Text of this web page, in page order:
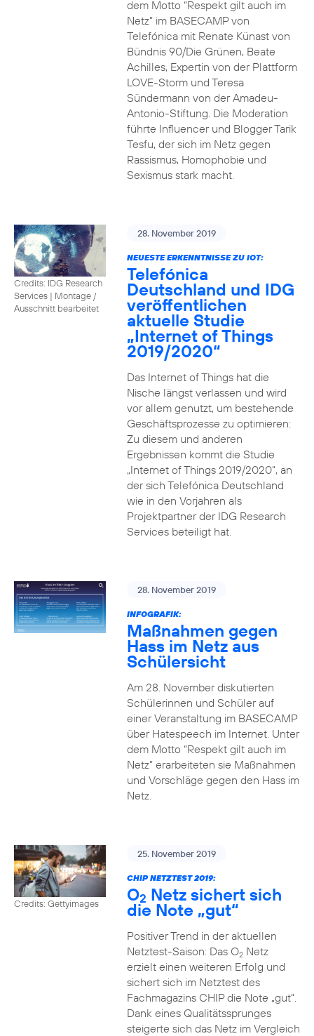
dem Motto “Respekt gilt auch im
Netz” im BASECAMP von
Telefónica mit Renate Künast von
Bündnis 90/Die Grünen, Beate
Achilles, Expertin von der Plattform
LOVE-Storm und Teresa
Sündermann von der Amadeu-
Antonio-Stiftung. Die Moderation
führte Influencer und Blogger Tarik
Tesfu, der sich im Netz gegen
Rassismus, Homophobie und
Sexismus stark macht.
Credits: IDG Research
Services | Montage /
Ausschnitt bearbeitet
28. November 2019
NEUESTE ERKENNTNISSE ZU IOT:
Telefónica
Deutschland und IDG
veröffentlichen
aktuelle Studie
„Internet of Things
2019/2020“
Das Internet of Things hat die
Nische längst verlassen und wird
vor allem genutzt, um bestehende
Geschäftsprozesse zu optimieren:
Zu diesem und anderen
Ergebnissen kommt die Studie
„Internet of Things 2019/2020“, an
der sich Telefónica Deutschland
wie in den Vorjahren als
Projektpartner der IDG Research
Services beteiligt hat.
28. November 2019
INFOGRAFIK:
Maßnahmen gegen
Hass im Netz aus
Schülersicht
Am 28. November diskutierten
Schülerinnen und Schüler auf
einer Veranstaltung im BASECAMP
über Hatespeech im Internet. Unter
dem Motto “Respekt gilt auch im
Netz” erarbeiteten sie Maßnahmen
und Vorschläge gegen den Hass im
Netz.
Credits: Gettyimages
25. November 2019
CHIP NETZTEST 2019:
O2 Netz sichert sich
die Note „gut“
Positiver Trend in der aktuellen
Netztest-Saison: Das O2Netz
erzielt einen weiteren Erfolg und
sichert sich im Netztest des
Fachmagazins CHIP die Note „gut“.
Dank eines Qualitätssprunges
steigerte sich das Netz im Vergleich